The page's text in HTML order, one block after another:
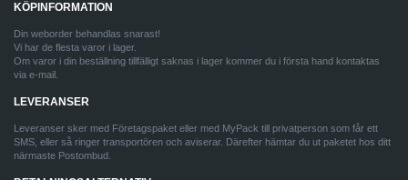
KÖPINFORMATION
Din weborder behandlas snarast!
Vi har de flesta varor i lager.
Om varor i din beställning tillfälligt saknas i lager kommer du i första hand kontaktas
via e-mail.
LEVERANSER
Leveranser sker med Företagspaket eller med MyPack till privatperson som får ett
SMS, eller så ringer transportören och aviserar. Därefter hämtar du ut paketet hos ditt
närmaste Postombud.